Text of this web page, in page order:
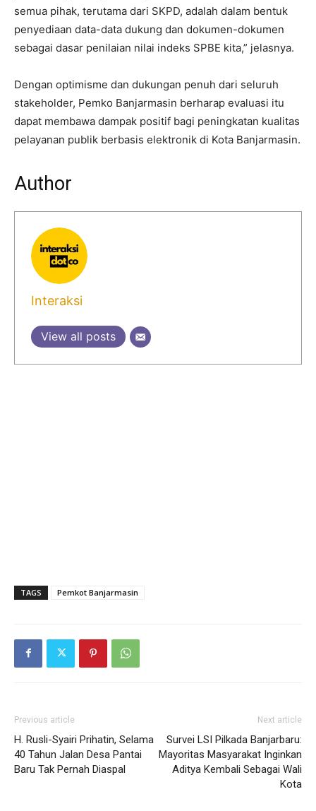
semua pihak, terutama dari SKPD, adalah dalam bentuk
penyediaan data-data dukung dan dokumen-dokumen
sebagai dasar penilaian nilai indeks SPBE kita,” jelasnya.
Dengan optimisme dan dukungan penuh dari seluruh
stakeholder, Pemko Banjarmasin berharap evaluasi itu
dapat membawa dampak positif bagi peningkatan kualitas
pelayanan publik berbasis elektronik di Kota Banjarmasin.
Author
Interaksi
View all posts
TAGS Pemkot Banjarmasin
Previous article
H. Rusli-Syairi Prihatin, Selama
40 Tahun Jalan Desa Pantai
Baru Tak Pernah Diaspal
Next article
Survei LSI Pilkada Banjarbaru:
Mayoritas Masyarakat Inginkan
Aditya Kembali Sebagai Wali
Kota